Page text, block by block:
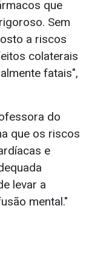
que
Sem
a riscos
colaterais
fatais",
do
que os riscos
e
levar a
mental."